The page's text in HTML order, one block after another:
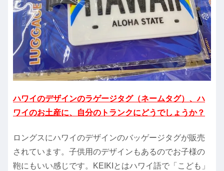
ハワイのデザインのラゲージタグ（ネームタグ）、ハ
ワイのお土産に、自分のトランクにどうでしょうか？
ロングスにハワイのデザインのバッゲージタグが販売
されています。子供用のデザインもあるのでお子様の
鞄にもいい感じです。KEIKIとはハワイ語で「こども」